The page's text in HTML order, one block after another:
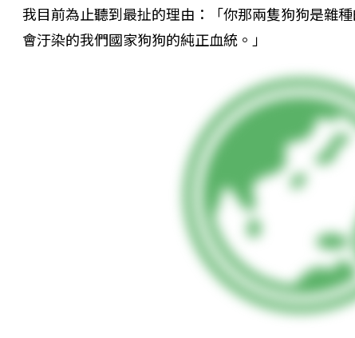
我目前為止聽到最扯的理由：「你那兩隻狗狗是雜
會汙染的我們國家狗狗的純正血統。」